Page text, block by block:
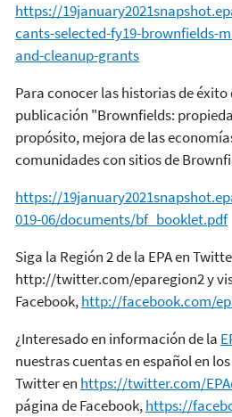
https://
cants-selected-fy19-brownfields-
and-cleanup-grants
Para conocer las historias de
publicación "Brownfields:
propósito, mejora de las
comunidades con sitios de
https://
019-06/documents/bf_booklet.pdf
Siga la Región 2 de la EPA en
http://twitter.com/eparegion2 y
Facebook,http://facebook.com/
¿Interesado en información de la
nuestras cuentas en español en
Twitter en https://twitter.com/
página de Facebook,https://